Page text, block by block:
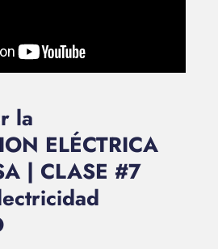
la
ELÉCTRICA
| CLASE #7